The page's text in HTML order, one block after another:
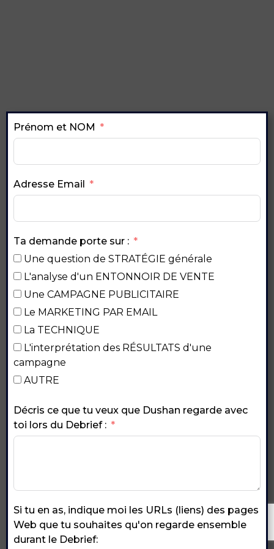
Prénom et NOM
Adresse Email
Ta demande porte sur :
Une question de STRATÉGIE générale
L'analyse d'un ENTONNOIR DE VENTE
Une CAMPAGNE PUBLICITAIRE
Le MARKETING PAR EMAIL
La TECHNIQUE
L'interprétation des RÉSULTATS d'une
campagne
AUTRE
Décris ce que tu veux que Dushan regarde avec
toi lors du Debrief :
Si tu en as, indique moi les URLs (liens) des pages
Web que tu souhaites qu'on regarde ensemble
durant le Debrief: